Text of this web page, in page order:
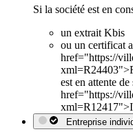
Si la société est en
un extrait Kbis
ou un certificat
href="https://
est en attente
href="https://
Entreprise